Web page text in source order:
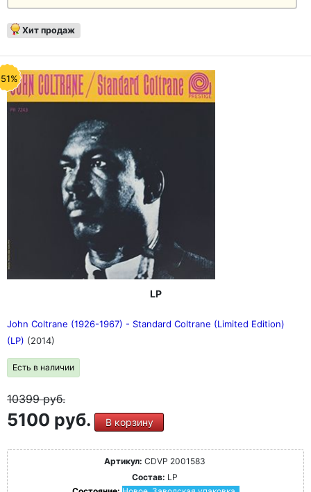
Хит продаж
LP
John Coltrane (1926-1967) - Standard Coltrane (Limited Edition)
(LP) (2014)
Есть в наличии
10399руб.
5100 руб. В корзину
Артикул: CDVP 2001583
Состав: LP